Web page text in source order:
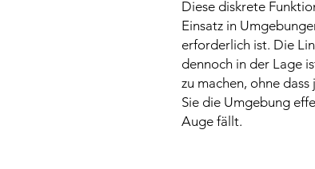
Diese diskrete
Einsatz in
erforderlich ist. Die
dennoch in der Lage
zu machen, ohne
Sie die Umgebung
Auge fällt.